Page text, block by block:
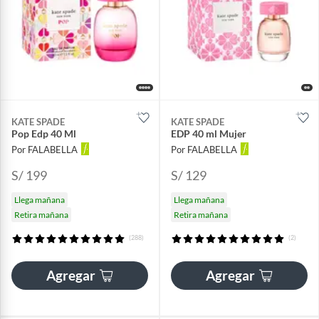
KATE SPADE
Pop Edp 40 Ml
Por FALABELLA
S/ 199
Llega mañana
Retira mañana
(288)
Agregar
KATE SPADE
EDP 40 ml Mujer
Por FALABELLA
S/ 129
Llega mañana
Retira mañana
(2)
Agregar